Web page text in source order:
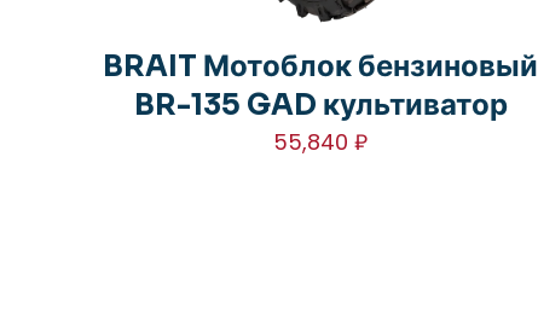
BRAIT Мотоблок бензиновый
BR-135 GAD культиватор
55,840₽